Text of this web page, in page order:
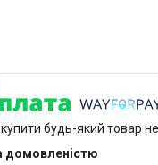
будь-який товар
домовленістю